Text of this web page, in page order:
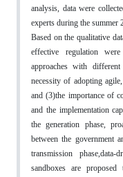
analysis, data were
experts during the summer
Based on the qualitative
effective regulation
approaches with
necessity of adopting
and (3)the importance of
and the implementation
the generation phase,
between the government
transmission
sandboxes are